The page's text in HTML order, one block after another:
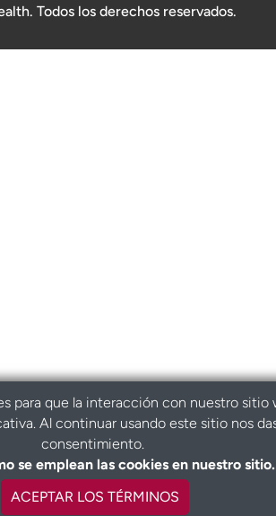
Todos los derechos reservados.
para que la interacción con nuestro sitio
Al continuar usando este sitio nos
consentimiento.
se emplean las cookies en nuestro sitio.
ACEPTAR LOS TÉRMINOS